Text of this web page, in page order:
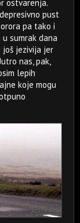
ostvarenja.
pust
pa tako i
sumrak dana
još jezivija jer
nas, pak,
lepih
koje mogu